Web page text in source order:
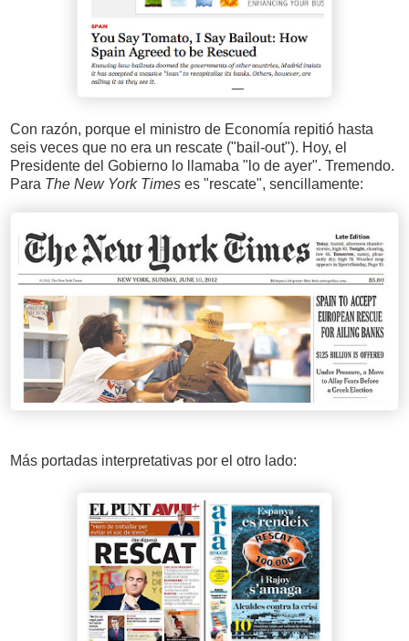
Con razón, porque el ministro de Economía repitió hasta
seis veces que no era un rescate ("bail-out"). Hoy, el
Presidente del Gobierno lo llamaba "lo de ayer". Tremendo.
Para The New York Times es "rescate", sencillamente:
Más portadas interpretativas por el otro lado: